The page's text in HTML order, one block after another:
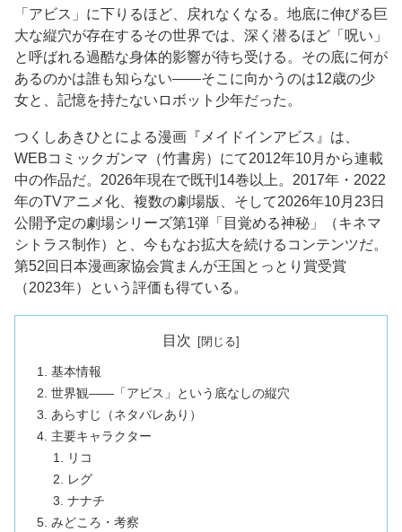
「アビス」に下りるほど、戻れなくなる。地底に伸びる巨
大な縦穴が存在するその世界では、深く潜るほど「呪い」
と呼ばれる過酷な身体的影響が待ち受ける。その底に何が
あるのかは誰も知らない——そこに向かうのは12歳の少
女と、記憶を持たないロボット少年だった。
つくしあきひとによる漫画『メイドインアビス』は、
WEBコミックガンマ（竹書房）にて2012年10月から連載
中の作品だ。2026年現在で既刊14巻以上。2017年・2022
年のTVアニメ化、複数の劇場版、そして2026年10月23日
公開予定の劇場シリーズ第1弾「目覚める神秘」（キネマ
シトラス制作）と、今もなお拡大を続けるコンテンツだ。
第52回日本漫画家協会賞まんが王国とっとり賞受賞
（2023年）という評価も得ている。
目次
基本情報
世界観——「アビス」という底なしの縦穴
あらすじ（ネタバレあり）
主要キャラクター
リコ
レグ
ナナチ
みどころ・考察